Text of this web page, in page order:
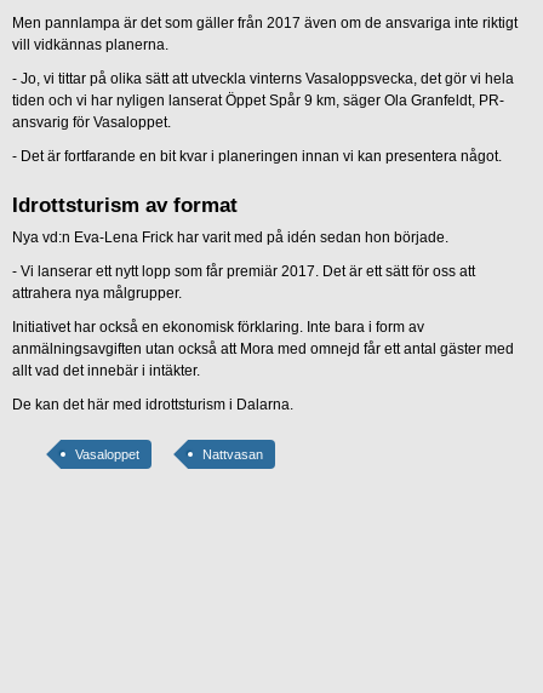
Men pannlampa är det som gäller från 2017 även om de ansvariga inte riktigt
vill vidkännas planerna.
- Jo, vi tittar på olika sätt att utveckla vinterns Vasaloppsvecka, det gör vi hela
tiden och vi har nyligen lanserat Öppet Spår 9 km, säger Ola Granfeldt, PR-
ansvarig för Vasaloppet.
- Det är fortfarande en bit kvar i planeringen innan vi kan presentera något.
Idrottsturism av format
Nya vd:n Eva-Lena Frick har varit med på idén sedan hon började.
- Vi lanserar ett nytt lopp som får premiär 2017. Det är ett sätt för oss att
attrahera nya målgrupper.
Initiativet har också en ekonomisk förklaring. Inte bara i form av
anmälningsavgiften utan också att Mora med omnejd får ett antal gäster med
allt vad det innebär i intäkter.
De kan det här med idrottsturism i Dalarna.
Vasaloppet Nattvasan